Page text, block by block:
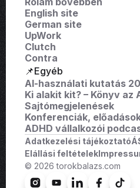
English site
German site
UpWork
Clutch
Contra
📌Egyéb
AI-használati kutatás
Ki alakit kit? – Könyv az
Sajtómegjelenések
Konferenciák,
ADHD vállalkozói
Adatkezelési tájékoztató
Elállási feltételek
© 2026 torokbalazs.com